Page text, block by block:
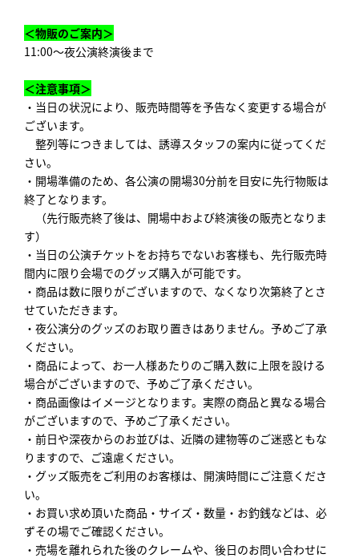
＜物販のご案内＞
11:00～夜公演終演後まで
＜注意事項＞
・当日の状況により、販売時間等を予告なく変更する場合が
ございます。
整列等につきましては、誘導スタッフの案内に従ってくだ
さい。
・開場準備のため、各公演の開場30分前を目安に先行物販は
終了となります。
（先行販売終了後は、開場中および終演後の販売となりま
す）
・当日の公演チケットをお持ちでないお客様も、先行販売時
間内に限り会場でのグッズ購入が可能です。
・商品は数に限りがございますので、なくなり次第終了とさ
せていただきます。
・夜公演分のグッズのお取り置きはありません。予めご了承
ください。
・商品によって、お一人様あたりのご購入数に上限を設ける
場合がございますので、予めご了承ください。
・商品画像はイメージとなります。実際の商品と異なる場合
がございますので、予めご了承ください。
・前日や深夜からのお並びは、近隣の建物等のご迷惑ともな
りますので、ご遠慮ください。
・グッズ販売をご利用のお客様は、開演時間にご注意くださ
い。
・お買い求め頂いた商品・サイズ・数量・お釣銭などは、必
ずその場でご確認ください。
・売場を離れられた後のクレームや、後日のお問い合わせに